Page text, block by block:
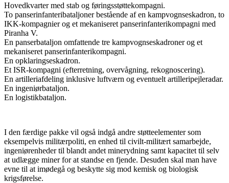
Hovedkvarter med stab og føringsstøttekompagni.
To panserinfanteribataljoner bestående af en kampvognseskadron, to
IKK-kompagnier og et mekaniseret panserinfanterikompagni med
Piranha V.
En panserbataljon omfattende tre kampvognseskadroner og et
mekaniseret panserinfanterikompagni.
En opklaringseskadron.
Et ISR-kompagni (efterretning, overvågning, rekognoscering).
En artilleriafdeling inklusive luftværn og eventuelt artilleripejleradar.
En ingeniørbataljon.
En logistikbataljon.
I den færdige pakke vil også indgå andre støtteelementer som
eksempelvis militærpoliti, en enhed til civilt-militært samarbejde,
ingeniørenheder til blandt andet minerydning samt kapacitet til selv
at udlægge miner for at standse en fjende. Desuden skal man have
evne til at imødegå og beskytte sig mod kemisk og biologisk
krigsførelse.